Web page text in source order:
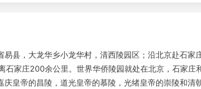
县，大龙华乡小龙华村，清西陵园区；沿北京赴石家
石家庄200余公里。世界华侨陵园就处在北京，石家庄
皇帝的昌陵，道光皇帝的慕陵，光绪皇帝的崇陵和清